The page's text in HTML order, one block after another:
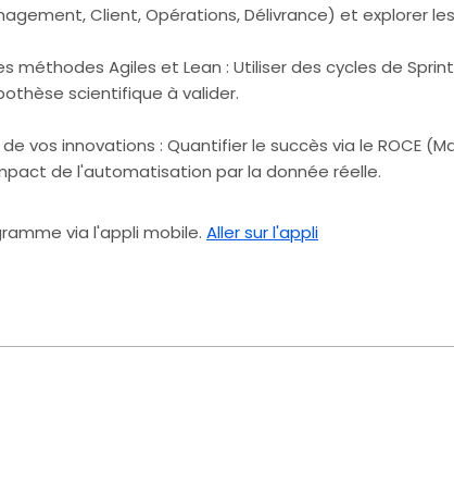
Client, Opérations, Délivrance) et explorer
méthodes Agiles et Lean : Utiliser des cycles de
scientifique à valider.
vos innovations : Quantifier le succès via le ROCE
via l'appli mobile. Aller sur l'appli